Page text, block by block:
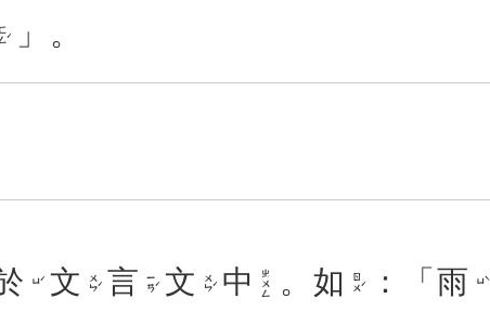
ㄈㄥˊ 」。
ㄩˊ 文 ㄨㄣˊ 言 ㄧㄢˊ 文 ㄨㄣˊ 中 ㄓㄨㄥ 。 如 ㄖㄨˊ ：「雨 ㄩˋ